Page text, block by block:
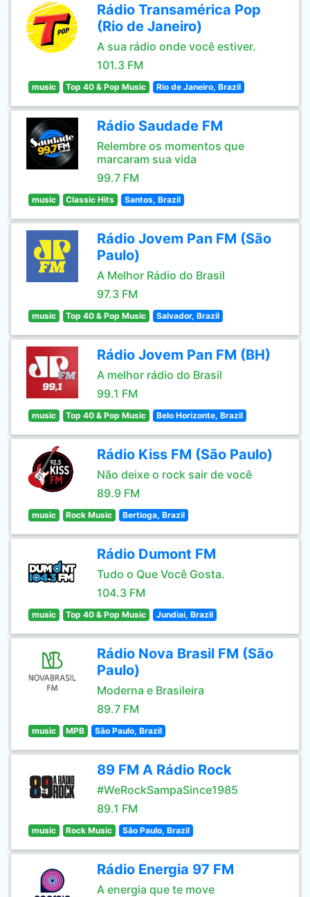
Rádio Transamérica Pop
(Rio de Janeiro)
A sua rádio onde você estiver.
101.3 FM
music Top 40 & Pop Music Rio de Janeiro, Brazil
Rádio Saudade FM
Relembre os momentos que
marcaram sua vida
99.7 FM
music Classic Hits Santos, Brazil
Rádio Jovem Pan FM (São
Paulo)
A Melhor Rádio do Brasil
97.3 FM
music Top 40 & Pop Music Salvador, Brazil
Rádio Jovem Pan FM (BH)
A melhor rádio do Brasil
99.1 FM
music Top 40 & Pop Music Belo Horizonte, Brazil
Rádio Kiss FM (São Paulo)
Não deixe o rock sair de você
89.9 FM
music Rock Music Bertioga, Brazil
Rádio Dumont FM
Tudo o Que Você Gosta.
104.3 FM
music Top 40 & Pop Music Jundiai, Brazil
Rádio Nova Brasil FM (São
Paulo)
Moderna e Brasileira
89.7 FM
music MPB São Paulo, Brazil
89 FM A Rádio Rock
#WeRockSampaSince1985
89.1 FM
music Rock Music São Paulo, Brazil
Rádio Energia 97 FM
A energia que te move